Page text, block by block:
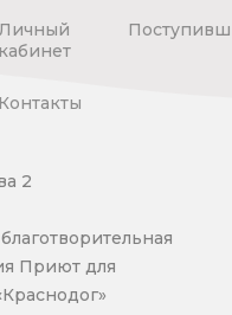
кабинет
Контакты
2
Приют для